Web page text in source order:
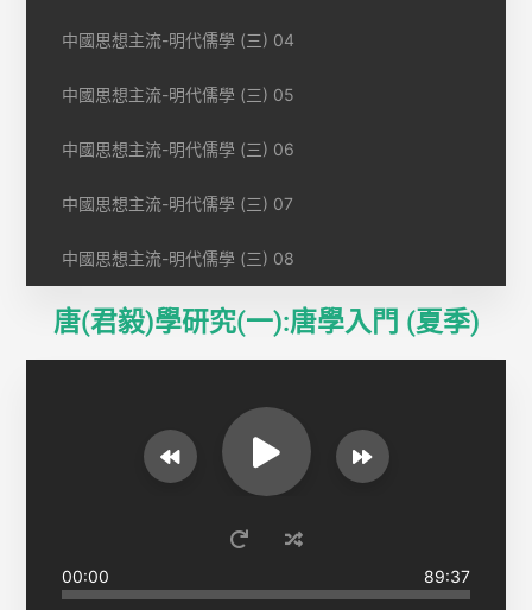
中國思想主流-明代儒學 (三) 04
中國思想主流-明代儒學 (三) 05
中國思想主流-明代儒學 (三) 06
中國思想主流-明代儒學 (三) 07
中國思想主流-明代儒學 (三) 08
唐(君毅)學研究(一):唐學入門 (夏季)
00:00 89:37